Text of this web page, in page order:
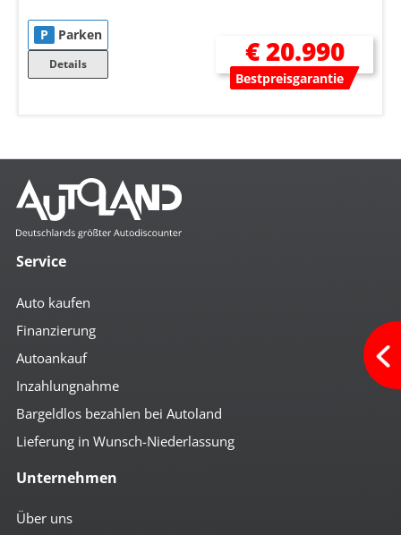
P Parken
Details € 20.990
Bestpreisgarantie
Service
Auto kaufen
Finanzierung
Autoankauf
Inzahlungnahme
Bargeldlos bezahlen bei Autoland
Lieferung in Wunsch-Niederlassung
Unternehmen
Über uns